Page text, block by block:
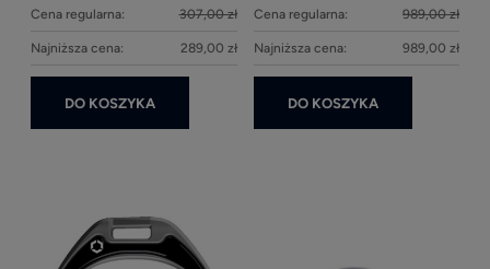
Cena regularna: 307,00 zł
Najniższa cena: 289,00 zł
DO KOSZYKA
Cena regularna: 989,00 zł
Najniższa cena: 989,00 zł
DO KOSZYKA